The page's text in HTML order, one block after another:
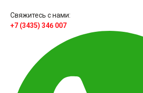
Свяжитесь с нами:
+7 (3435) 346 007